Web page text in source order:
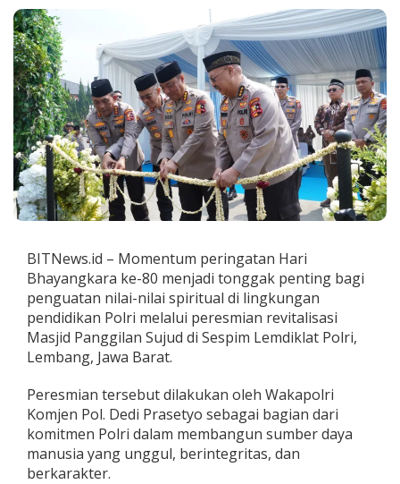
M
a
s
j
i
d
P
a
n
g
g
i
n
S
u
u
d
,
u
u
d
P
BITNews.id – Momentum peringatan Hari
Bhayangkara ke-80 menjadi tonggak penting bagi
penguatan nilai-nilai spiritual di lingkungan
pendidikan Polri melalui peresmian revitalisasi
Masjid Panggilan Sujud di Sespim Lemdiklat Polri,
Lembang, Jawa Barat.
Peresmian tersebut dilakukan oleh Wakapolri
Komjen Pol. Dedi Prasetyo sebagai bagian dari
komitmen Polri dalam membangun sumber daya
manusia yang unggul, berintegritas, dan
berkarakter.